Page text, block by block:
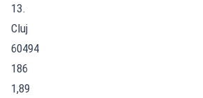
13.
Cluj
60494
186
1,89